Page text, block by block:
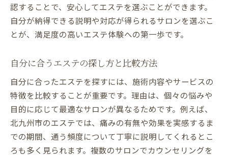
認することで、安心してエステを選ぶことができます。
自分が納得できる説明や対応が得られるサロンを選ぶこ
とが、満足度の高いエステ体験への第一歩です。
自分に合うエステの探し方と比較方法
自分に合ったエステを探すには、施術内容やサービスの
特徴を比較することが重要です。理由は、個々の悩みや
目的に応じて最適なサロンが異なるためです。例えば、
北九州市のエステでは、痛みの有無や効果を実感するま
での期間、通う頻度について丁寧に説明してくれるとこ
ろも多く見られます。複数のサロンでカウンセリングを